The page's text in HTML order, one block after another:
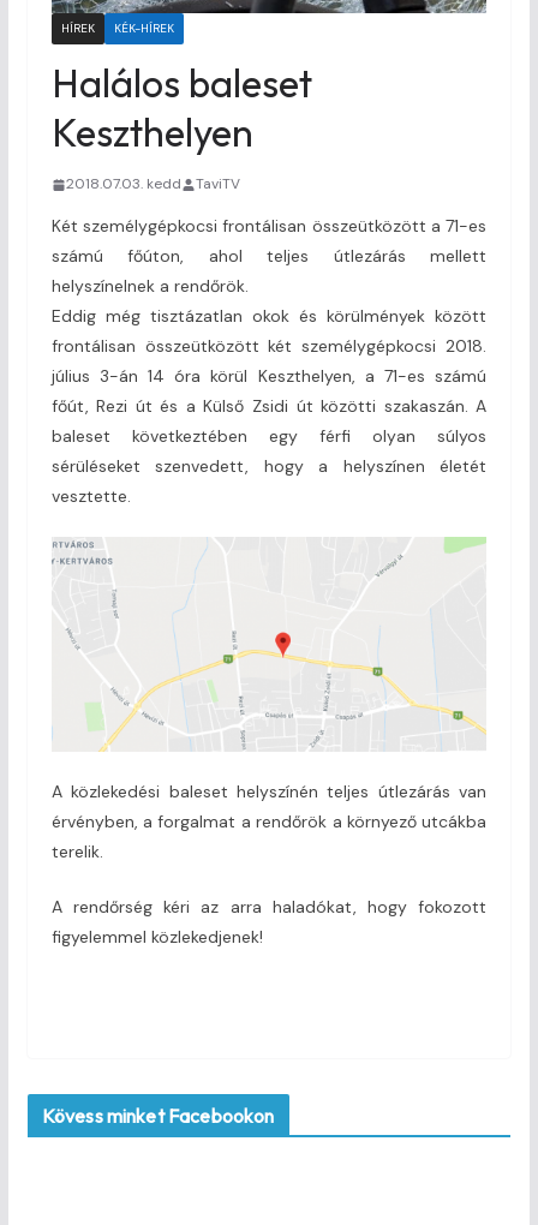
HÍREK KÉK-HÍREK
Halálos baleset
Keszthelyen
2018.07.03. kedd TaviTV
Két személygépkocsi frontálisan összeütközött a 71-es
számú főúton, ahol teljes útlezárás mellett
helyszínelnek a rendőrök.
Eddig még tisztázatlan okok és körülmények között
frontálisan összeütközött két személygépkocsi 2018.
július 3-án 14 óra körül Keszthelyen, a 71-es számú
főút, Rezi út és a Külső Zsidi út közötti szakaszán. A
baleset következtében egy férfi olyan súlyos
sérüléseket szenvedett, hogy a helyszínen életét
vesztette.
A közlekedési baleset helyszínén teljes útlezárás van
érvényben, a forgalmat a rendőrök a környező utcákba
terelik.
A rendőrség kéri az arra haladókat, hogy fokozott
figyelemmel közlekedjenek!
Kövess minket Facebookon